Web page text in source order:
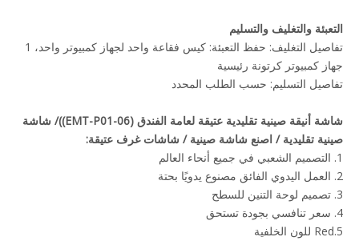
التعبئة والتغليف والتسليم
تفاصيل التغليف: حفظ التعبئة: كيس فقاعة واحد لجهاز كمبيوتر واحد، 1
جهاز كمبيوتر كرتونة رئيسية
تفاصيل التسليم: حسب الطلب المحدد
شاشة أنيقة صينية تقليدية عتيقة لعامة الفندق (EMT-P01-06))/ شاشة
صينية تقليدية / اصنع شاشة صينية / شاشات غرف عتيقة:
1. التصميم الشعبي في جميع أنحاء العالم
2. العمل اليدوي الفائق مصنوع يدويًا بحتة
3. تصميم لوحة التنين للسطح
4. سعر تنافسي بجودة تستحق
5.Red للون الخلفية